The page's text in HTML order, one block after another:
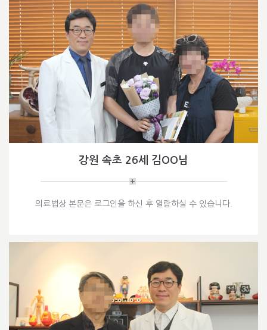
강원 속초 26세 김OO님
의료법상 본문은 로그인을 하신 후 열람하실 수 있습니다.